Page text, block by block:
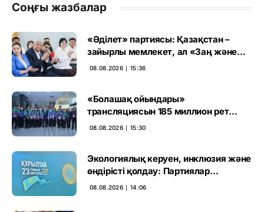
Соңғы жазбалар
«Әділет» партиясы: Қазақстан –
зайырлы мемлекет, ал «Заң және
тәртіп» қағидаты баршаға міндетті
08.08.2026 ∣ 15:36
«Болашақ ойындары»
трансляциясын 185 миллион рет
көрген
08.08.2026 ∣ 15:30
Экологиялық керуен, инклюзия және
өндірісті қолдау: Партиялар
өңірлерде қандай мәселе көтерді
08.08.2026 ∣ 14:06